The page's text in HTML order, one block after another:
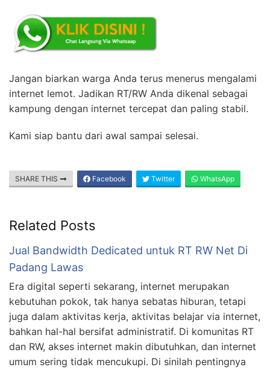
Jangan biarkan warga Anda terus menerus mengalami
internet lemot. Jadikan RT/RW Anda dikenal sebagai
kampung dengan internet tercepat dan paling stabil.
Kami siap bantu dari awal sampai selesai.
SHARE THIS Facebook Twitter WhatsApp
Related Posts
Jual Bandwidth Dedicated untuk RT RW Net Di
Padang Lawas
Era digital seperti sekarang, internet merupakan
kebutuhan pokok, tak hanya sebatas hiburan, tetapi
juga dalam aktivitas kerja, aktivitas belajar via internet,
bahkan hal-hal bersifat administratif. Di komunitas RT
dan RW, akses internet makin dibutuhkan, dan internet
umum sering tidak mencukupi. Di sinilah pentingnya